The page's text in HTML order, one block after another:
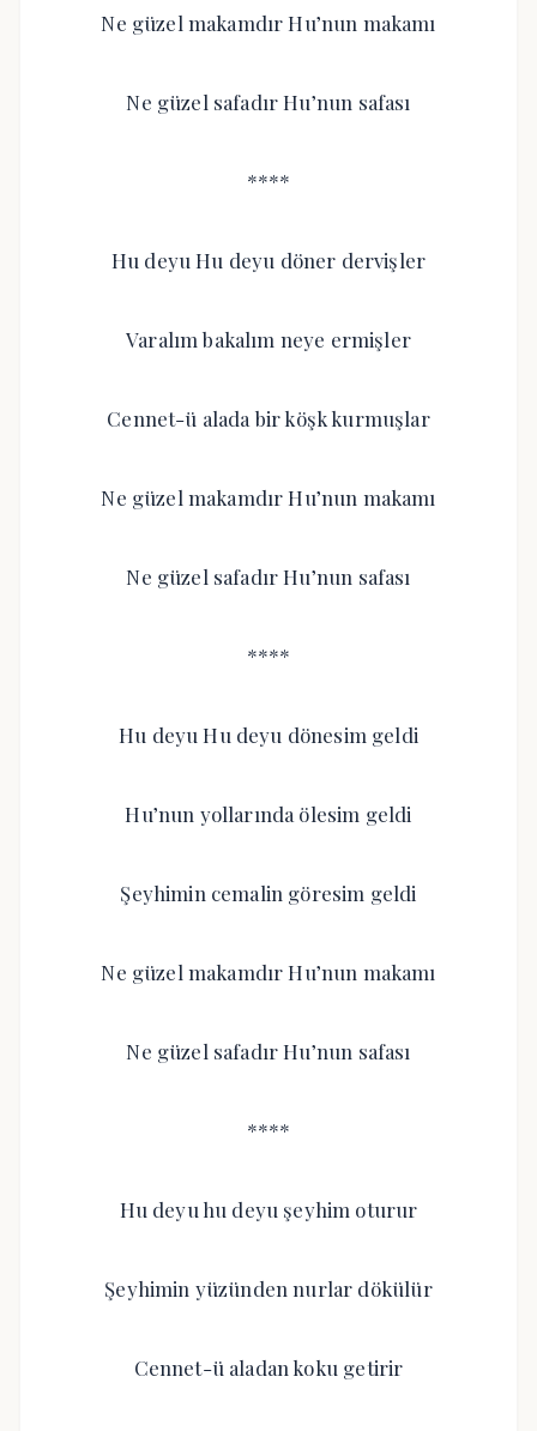
Ne güzel makamdır Hu’nun makamı
Ne güzel safadır Hu’nun safası
****
Hu deyu Hu deyu döner dervişler
Varalım bakalım neye ermişler
Cennet-ü alada bir köşk kurmuşlar
Ne güzel makamdır Hu’nun makamı
Ne güzel safadır Hu’nun safası
****
Hu deyu Hu deyu dönesim geldi
Hu’nun yollarında ölesim geldi
Şeyhimin cemalin göresim geldi
Ne güzel makamdır Hu’nun makamı
Ne güzel safadır Hu’nun safası
****
Hu deyu hu deyu şeyhim oturur
Şeyhimin yüzünden nurlar dökülür
Cennet-ü aladan koku getirir